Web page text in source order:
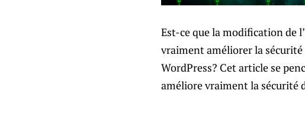
Est-ce que la modification de
vraiment améliorer la sécurité
WordPress? Cet article se
améliore vraiment la sécurité